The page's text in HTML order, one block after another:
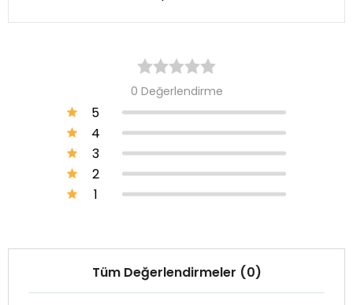
0 Değerlendirme
5
4
3
2
1
Tüm Değerlendirmeler (0)